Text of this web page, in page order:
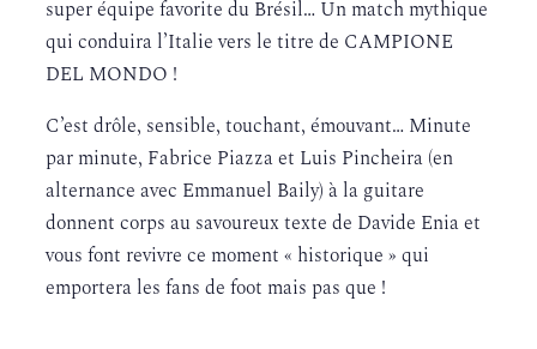
super équipe favorite du Brésil… Un match mythique
qui conduira l’Italie vers le titre de CAMPIONE
DEL MONDO !
C’est drôle, sensible, touchant, émouvant… Minute
par minute, Fabrice Piazza et Luis Pincheira (en
alternance avec Emmanuel Baily) à la guitare
donnent corps au savoureux texte de Davide Enia et
vous font revivre ce moment « historique » qui
emportera les fans de foot mais pas que !